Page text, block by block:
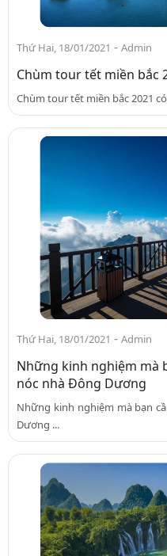
Thứ Hai, 18/01/2021 - Admin
Chùm tour tết miền bắc
Chùm tour tết miền bắc 2021
Thứ Hai, 18/01/2021 - Admin
Những kinh nghiệm mà
nóc nhà Đông Dương
Những kinh nghiệm mà bạn
Dương ...